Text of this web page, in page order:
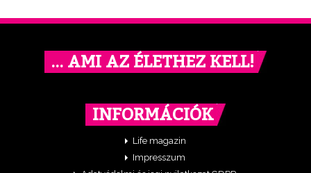
… AMI AZ ÉLETHEZ KELL!
INFORMÁCIÓK
Life magazin
Impresszum